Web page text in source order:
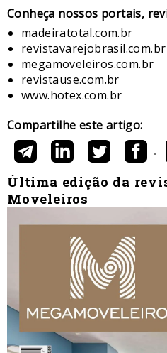
​Conheça nossos ​portais,
madeiratotal.com.br
revistavarejobrasil.com.br
megamoveleiros.com.br
revistause.com.br
www.hotex.com.br
Compartilhe este artigo:
Última edição da
Moveleiros